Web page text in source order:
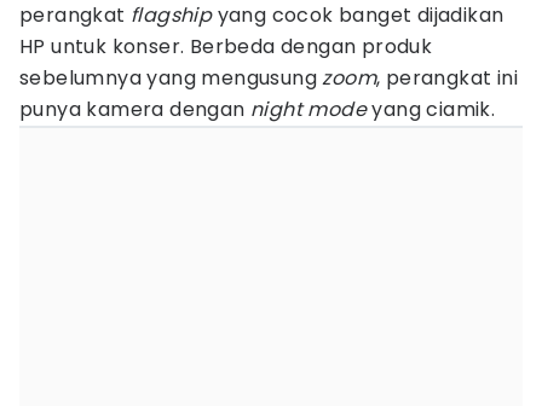
perangkat flagshipyang cocok banget dijadikan
HP untuk konser. Berbeda dengan produk
sebelumnya yang mengusungzoom, perangkat ini
punya kamera dengan night modeyang ciamik.